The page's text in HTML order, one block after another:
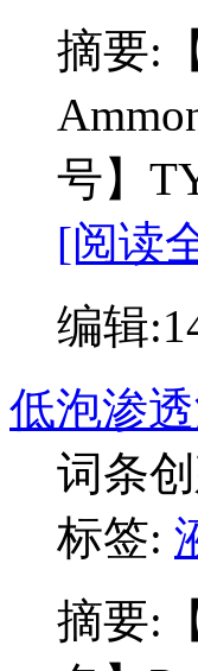
摘要:
号】
[阅读
编辑
低泡渗
词条
标签:
摘要: